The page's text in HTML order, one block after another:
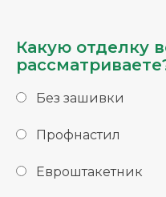
Какую отделку
Без зашивки
Профнастил
Евроштакетник